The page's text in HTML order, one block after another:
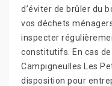
d’éviter de brûler du
vos déchets
inspecter
constitutifs. En cas
Campigneulles Les
disposition pour